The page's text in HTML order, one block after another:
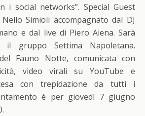
i social networks”. Special Guest
Simioli accompagnato dal DJ
e dal live di Piero Aiena. Sarà
il gruppo Settima Napoletana.
Fauno Notte, comunicata con
video virali su YouTube e
con trepidazione da tutti i
è per giovedì 7 giugno